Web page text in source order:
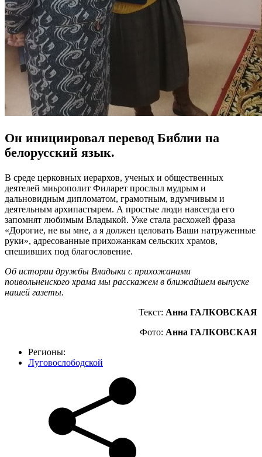
Он инициировал перевод Библии на
белорусский язык.
В среде церковных иерархов, ученых и общественных
деятелей миьрополит Филарет прослыл мудрым и
дальновидным дипломатом, грамотным, вдумчивым и
деятельным архипастырем. А простые люди навсегда его
запомнят любимым Владыкой. Уже стала расхожей фраза
«Дорогие, не вы мне, а я должен целовать Ваши натруженные
руки», адресованные прихожанкам сельских храмов,
спешивших под благословение.
Об истории дружбы Владыки с прихожанами
поивольненского храма мы расскажем в ближайшем выпуске
нашей газеты.
Текст: Анна ГАЛКОВСКАЯ
Фото: Анна ГАЛКОВСКАЯ
Регионы:
Луговослободской